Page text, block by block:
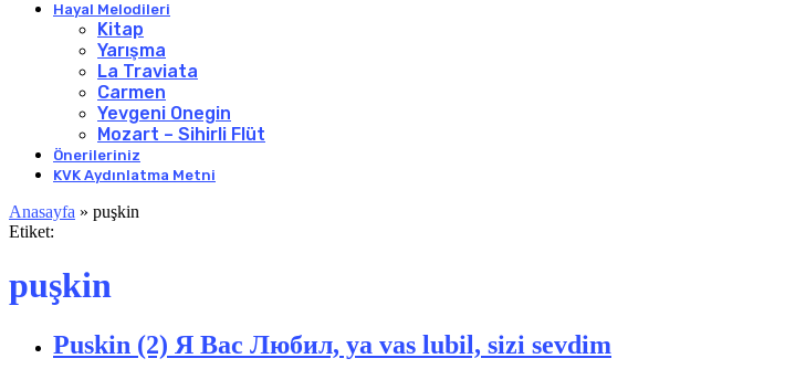
Hayal Melodileri
Kitap
Yarışma
La Traviata
Carmen
Yevgeni Onegin
Mozart – Sihirli Flüt
Önerileriniz
KVK Aydınlatma Metni
Anasayfa » puşkin
Etiket:
puşkin
Puskin (2) Я Вас Любил, ya vas lubil, sizi sevdim